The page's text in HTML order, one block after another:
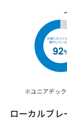
※ユニアデッ
ローカルブレ